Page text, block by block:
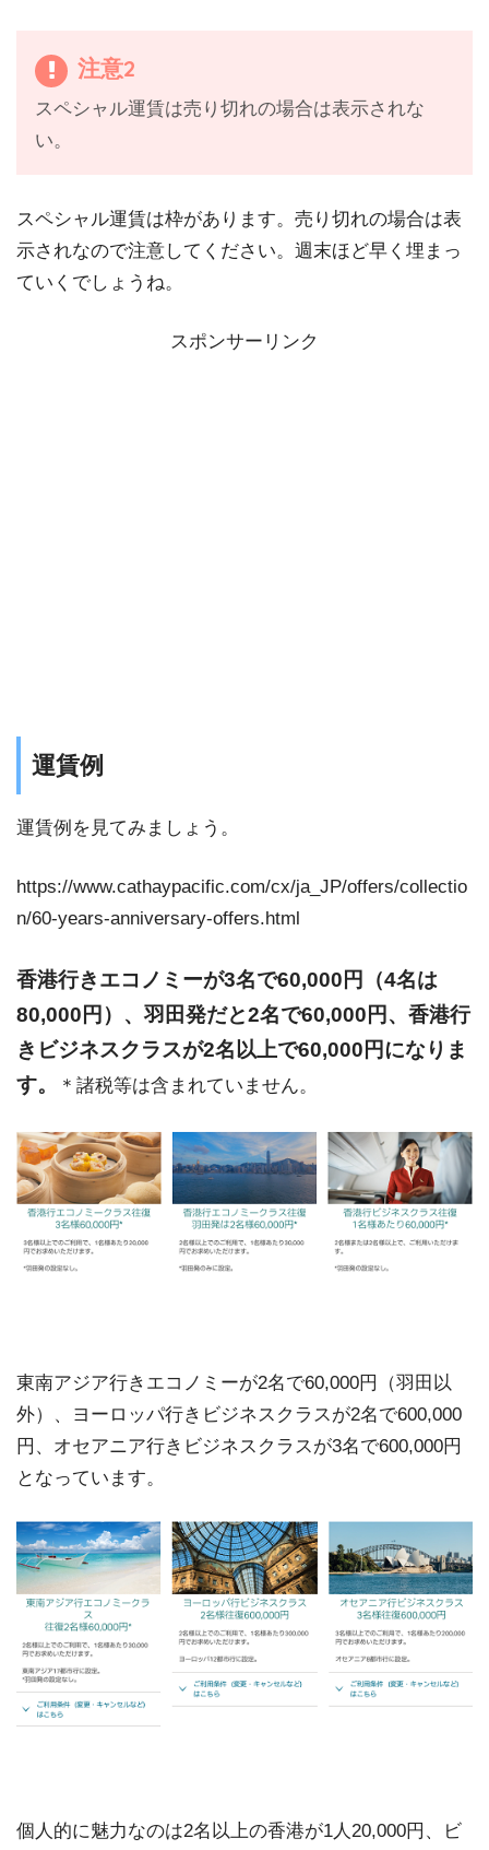
注意2
スペシャル運賃は売り切れの場合は表示されな
い。
スペシャル運賃は枠があります。売り切れの場合は表
示されなので注意してください。週末ほど早く埋まっ
ていくでしょうね。
スポンサーリンク
運賃例
運賃例を見てみましょう。
https://www.cathaypacific.com/cx/ja_JP/offers/collectio
n/60-years-anniversary-offers.html
香港行きエコノミーが3名で60,000円（4名は
80,000円）、羽田発だと2名で60,000円、香港行
きビジネスクラスが2名以上で60,000円になりま
す。
＊諸税等は含まれていません。
東南アジア行きエコノミーが2名で60,000円（羽田以
外）、ヨーロッパ行きビジネスクラスが2名で600,000
円、オセアニア行きビジネスクラスが3名で600,000円
となっています。
個人的に魅力なのは2名以上の香港が1人20,000円、ビ